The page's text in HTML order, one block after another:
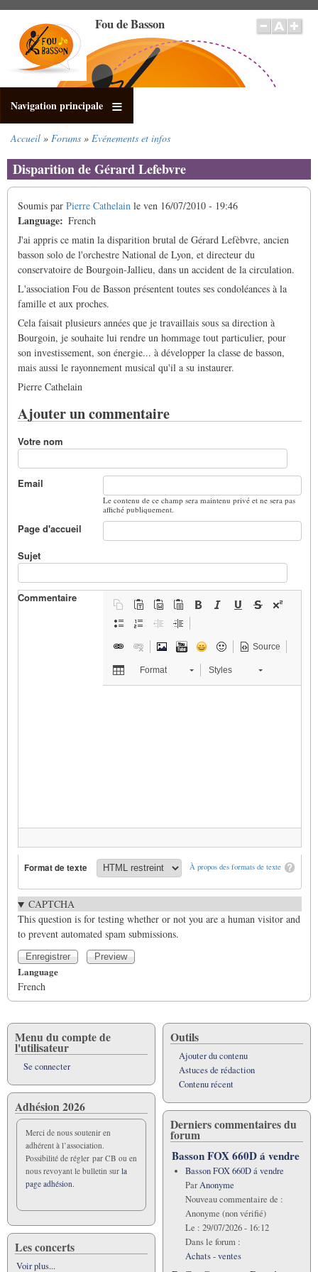
contenu
principal
Fou de Basson
Navigation principale
d'Ariane
Accueil Forums Evénements et infos
Disparition de Gérard Lefebvre
Soumis par Pierre Cathelain le ven 16/07/2010 - 19:46
Language
French
J'ai appris ce matin la disparition brutal de Gérard Lefèbvre, ancien
basson solo de l'orchestre National de Lyon, et directeur du
conservatoire de Bourgoin-Jallieu, dans un accident de la circulation.
L'association Fou de Basson présentent toutes ses condoléances à la
famille et aux proches.
Cela faisait plusieurs années que je travaillais sous sa direction à
Bourgoin, je souhaite lui rendre un hommage tout particulier, pour
son investissement, son énergie... à développer la classe de basson,
mais aussi le rayonnement musical qu'il a su instaurer.
Pierre Cathelain
Ajouter un commentaire
Votre nom
Email
Le contenu de ce champ sera maintenu privé et ne sera pas
affiché publiquement.
Page d'accueil
Sujet
Commentaire
Source
Format Styles
À propos des formats de texte
Format de texte
CAPTCHA
This question is for testing whether or not you are a human visitor and
to prevent automated spam submissions.
Language
French
Menu du compte de
l'utilisateur
Se connecter
Adhésion 2026
Merci de nous soutenir en
adhérent à l’association.
Possibilité de régler par CB ou en
nous revoyant le bulletin sur la
page adhésion.
Les concerts
Voir plus...
Outils
Ajouter du contenu
Astuces de rédaction
Contenu récent
Derniers commentaires du
forum
Basson FOX 660D á vendre
Basson FOX 660D á vendre
ParAnonyme
Nouveau commentaire de :
Anonyme (non vérifié)
Le : 29/07/2026 - 16:12
Dans le forum :
Achats - ventes